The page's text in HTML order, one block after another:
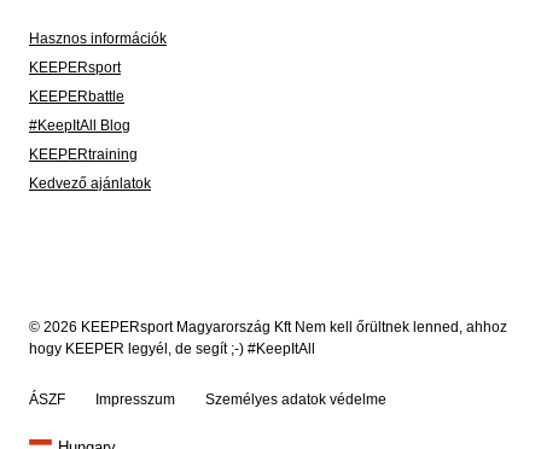
Hasznos információk
KEEPERsport
KEEPERbattle
#KeepItAll Blog
KEEPERtraining
Kedvező ajánlatok
© 2026 KEEPERsport Magyarország Kft Nem kell őrültnek lenned, ahhoz
hogy KEEPER legyél, de segít ;-) #KeepItAll
ÁSZF Impresszum Személyes adatok védelme